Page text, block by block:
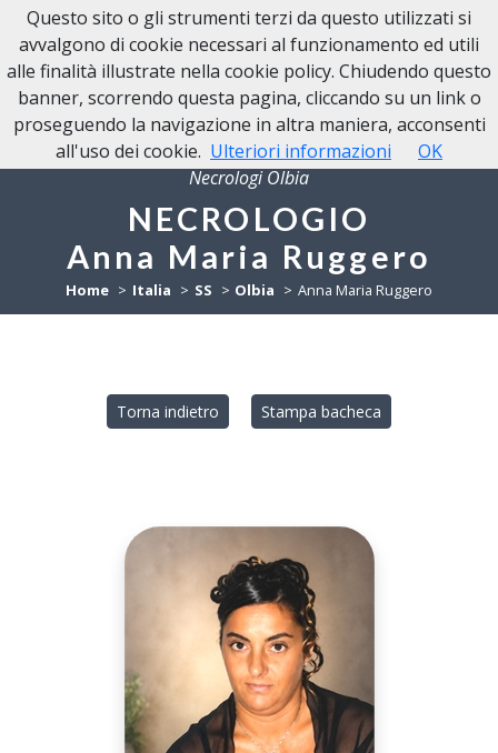
NECROLOGI OLBIA
Necrologi Olbia
NECROLOGIO
Anna Maria Ruggero
Home Italia SS Olbia Anna Maria Ruggero
Torna indietro Stampa bacheca
Questo sito o gli strumenti terzi da questo utilizzati si
avvalgono di cookie necessari al funzionamento ed utili
alle finalità illustrate nella cookie policy. Chiudendo questo
banner, scorrendo questa pagina, cliccando su un link o
proseguendo la navigazione in altra maniera, acconsenti
all'uso dei cookie. Ulteriori informazioni OK